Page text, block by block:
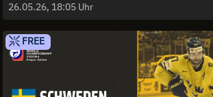
26.05.26, 18:05 Uhr
FREE